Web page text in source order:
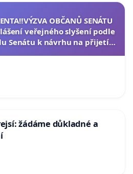
OBČANŮ SENÁTU
veřejného slyšení podle
Senátu k návrhu na přijetí
žádáme důkladné a